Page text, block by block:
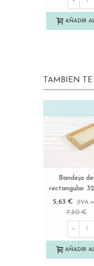
AÑADIR
TAMBIEN
Ver
Caja cesta de
40x30x14
14,75 € (IVA
AÑADIR